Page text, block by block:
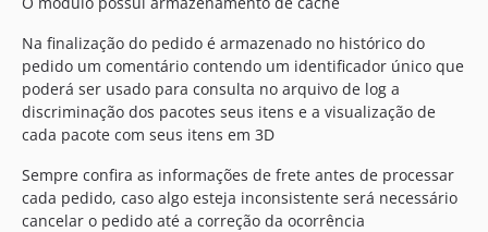
Na finalização do pedido é armazenado no histórico do
pedido um comentário contendo um identificador único que
poderá ser usado para consulta no arquivo de log a
discriminação dos pacotes seus itens e a visualização de
cada pacote com seus itens em 3D
Sempre confira as informações de frete antes de processar
cada pedido, caso algo esteja inconsistente será necessário
cancelar o pedido até a correção da ocorrência